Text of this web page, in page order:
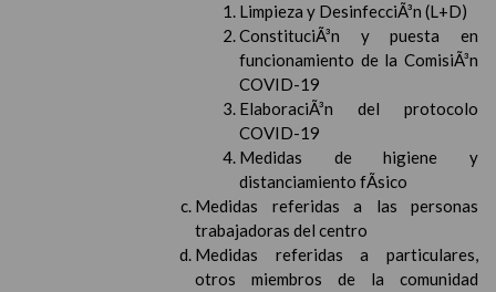
Limpieza y DesinfecciÃ³n (L+D)
ConstituciÃ³n y puesta en
funcionamiento de la ComisiÃ³n
COVID-19
ElaboraciÃ³n del protocolo
COVID-19
Medidas de higiene y
distanciamiento fÃ­sico
Medidas referidas a las personas
trabajadoras del centro
Medidas referidas a particulares,
otros miembros de la comunidad